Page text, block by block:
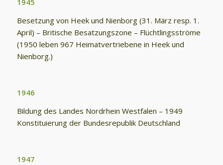
Besetzung von Heek und Nienborg (31. März resp. 1.
April) – Britische Besatzungszone – Flüchtlingsströme
(1950 leben 967 Heimatvertriebene in Heek und
Nienborg.)
1946
Bildung des Landes Nordrhein Westfalen – 1949
Konstituierung der Bundesrepublik Deutschland
1947